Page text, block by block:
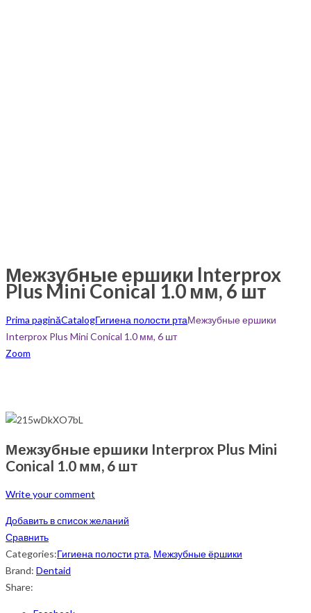
Межзубные ершики Interprox
Plus Mini Conical 1.0 мм, 6 шт
Prima paginăCatalogГигиена полости ртаМежзубные ершики
Interprox Plus Mini Conical 1.0 мм, 6 шт
Zoom
Межзубные ершики Interprox Plus Mini
Conical 1.0 мм, 6 шт
Write your comment
Добавить в список желаний
Сравнить
Categories:Гигиена полости рта, Межзубные ёршики
Brand: Dentaid
Share: